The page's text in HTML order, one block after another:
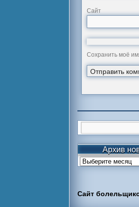
Сайт
Сохранить моё
Архив
Сайт